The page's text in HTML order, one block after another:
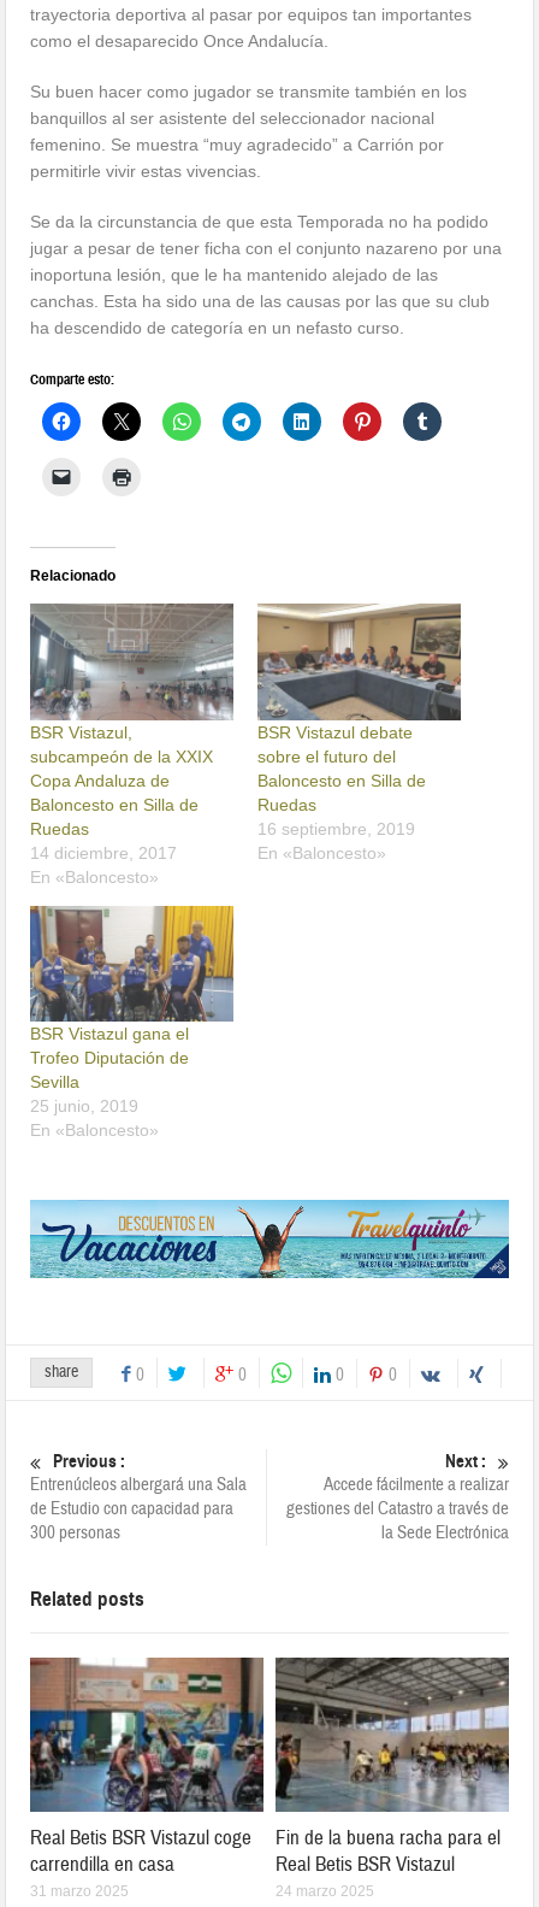
trayectoria deportiva al pasar por equipos tan importantes
como el desaparecido Once Andalucía.
Su buen hacer como jugador se transmite también en los
banquillos al ser asistente del seleccionador nacional
femenino. Se muestra “muy agradecido” a Carrión por
permitirle vivir estas vivencias.
Se da la circunstancia de que esta Temporada no ha podido
jugar a pesar de tener ficha con el conjunto nazareno por una
inoportuna lesión, que le ha mantenido alejado de las
canchas. Esta ha sido una de las causas por las que su club
ha descendido de categoría en un nefasto curso.
Comparte esto:
Relacionado
BSR Vistazul,
subcampeón de la XXIX
Copa Andaluza de
Baloncesto en Silla de
Ruedas
14 diciembre, 2017
En «Baloncesto»
BSR Vistazul debate
sobre el futuro del
Baloncesto en Silla de
Ruedas
16 septiembre, 2019
En «Baloncesto»
BSR Vistazul gana el
Trofeo Diputación de
Sevilla
25 junio, 2019
En «Baloncesto»
share 0 0 0 0
Previous :
Entrenúcleos albergará una Sala
de Estudio con capacidad para
300 personas
Next :
Accede fácilmente a realizar
gestiones del Catastro a través de
la Sede Electrónica
Related posts
Real Betis BSR Vistazul coge
carrendilla en casa
31 marzo 2025
Fin de la buena racha para el
Real Betis BSR Vistazul
24 marzo 2025